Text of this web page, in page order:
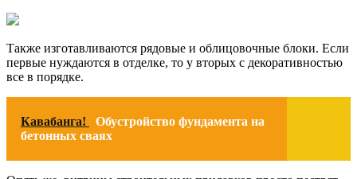
Также изготавливаются рядовые и облицовочные блоки. Если
первые нуждаются в отделке, то у вторых с декоративностью
все в порядке.
Кавабанга!
Обустройство фундамента на
бетонных сваях